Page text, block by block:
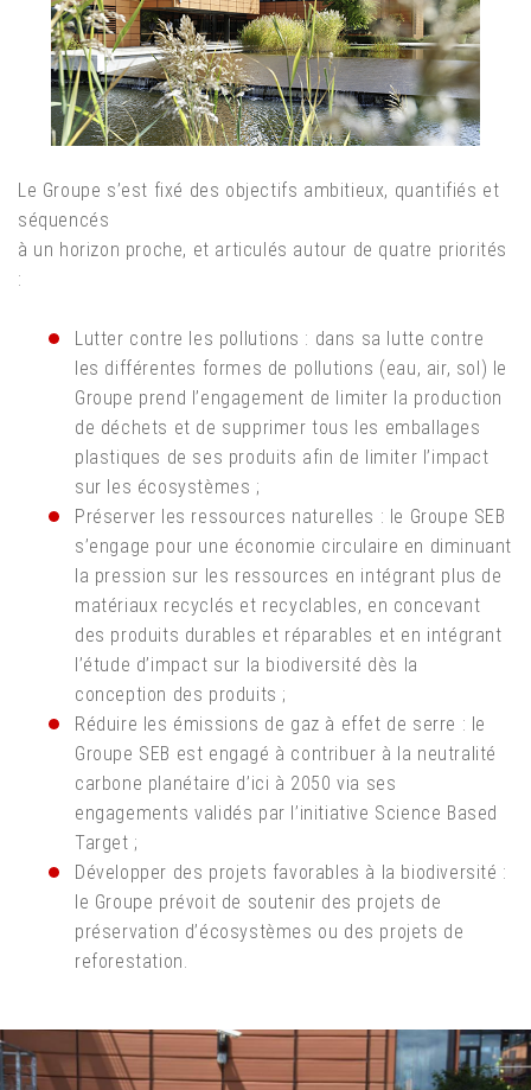
Le Groupe s’est fixé des objectifs ambitieux, quantifiés et
séquencés
à un horizon proche, et articulés autour de quatre priorités
:
Lutter contre les pollutions : dans sa lutte contre
les différentes formes de pollutions (eau, air, sol) le
Groupe prend l’engagement de limiter la production
de déchets et de supprimer tous les emballages
plastiques de ses produits afin de limiter l’impact
sur les écosystèmes ;
Préserver les ressources naturelles : le Groupe SEB
s’engage pour une économie circulaire en diminuant
la pression sur les ressources en intégrant plus de
matériaux recyclés et recyclables, en concevant
des produits durables et réparables et en intégrant
l’étude d’impact sur la biodiversité dès la
conception des produits ;
Réduire les émissions de gaz à effet de serre : le
Groupe SEB est engagé à contribuer à la neutralité
carbone planétaire d’ici à 2050 via ses
engagements validés par l’initiative Science Based
Target ;
Développer des projets favorables à la biodiversité :
le Groupe prévoit de soutenir des projets de
préservation d’écosystèmes ou des projets de
reforestation.